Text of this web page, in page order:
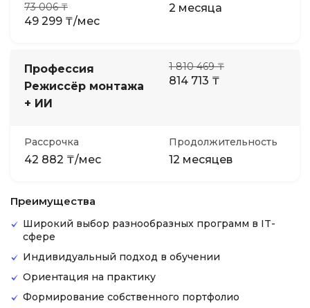
73 006 ₸
49 299 ₸/мес
2 месяца
Профессия
Режиссёр монтажа
+ ИИ
1 810 469 ₸
814 713 ₸
Рассрочка
42 882 ₸/мес
Продолжительность
12 месяцев
Преимущества
Широкий выбор разнообразных программ в IT-
сфере
Индивидуальный подход в обучении
Ориентация на практику
Формирование собственного портфолио